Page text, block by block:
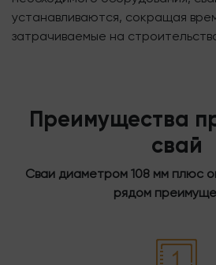
устанавливаются, сокращая
затрачиваемые на
Преимущества
свай
Сваи диаметром 108 мм плюс
рядом